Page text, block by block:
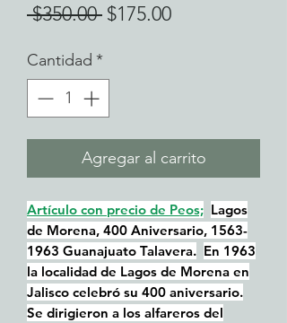
$350.00 Precio
$175.00Precio
Cantidad *
Agregar al carrito
Artículo con precio de Peos; Lagos
de Morena, 400 Aniversario, 1563-
1963 Guanajuato Talavera. En 1963
la localidad de Lagos de Morena en
Jalisco celebró su 400 aniversario.
Se dirigieron a los alfareros del